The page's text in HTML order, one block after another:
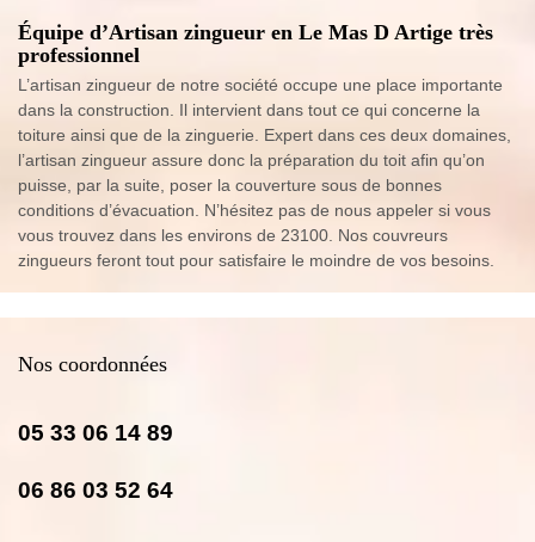
Équipe d’Artisan zingueur en Le Mas D Artige très
professionnel
L’artisan zingueur de notre société occupe une place importante
dans la construction. Il intervient dans tout ce qui concerne la
toiture ainsi que de la zinguerie. Expert dans ces deux domaines,
l’artisan zingueur assure donc la préparation du toit afin qu’on
puisse, par la suite, poser la couverture sous de bonnes
conditions d’évacuation. N’hésitez pas de nous appeler si vous
vous trouvez dans les environs de 23100. Nos couvreurs
zingueurs feront tout pour satisfaire le moindre de vos besoins.
Nos coordonnées
05 33 06 14 89
06 86 03 52 64